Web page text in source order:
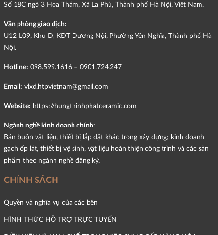
Số 18C ngõ 3 Hoa Thám, Xã La Phù, Thành phố Hà Nội, Việt Nam.
Văn phòng giao dịch:
U12-L09, Khu D, KĐT Dương Nội, Phường Yên Nghĩa, Thành phố Hà
Nội.
Hotline: 098.599.1616 – 0901.724.247
Email: vlxd.htpvietnam@gmail.com
Website: https://hungthinhphatceramic.com
Ngành nghề kinh doanh chính:
Bán buôn vật liệu, thiết bị lắp đặt khác trong xây dựng; kinh doanh
gạch ốp lát, thiết bị vệ sinh, vật liệu hoàn thiện công trình và các sản
phẩm theo ngành nghề đăng ký.
CHÍNH SÁCH
Quyền và nghĩa vụ của các bên
HÌNH THỨC HỖ TRỢ TRỰC TUYẾN